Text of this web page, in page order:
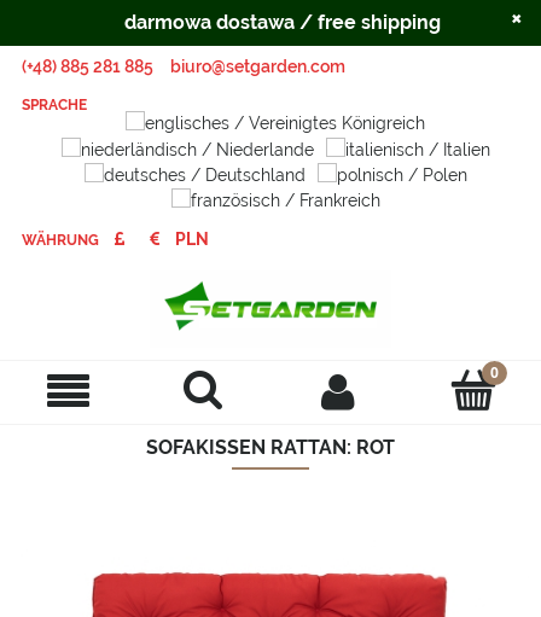
(+48) 885 281 885 biuro@setgarden.com
SPRACHE
WÄHRUNG
SOFAKISSEN RATTAN: ROT
darmowa dostawa / free shipping ×